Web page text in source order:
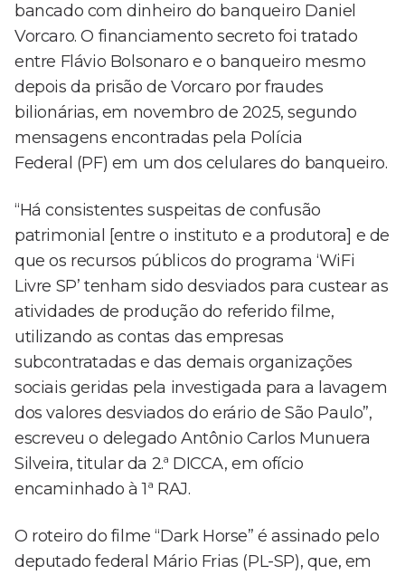
bancado com dinheiro do banqueiro Daniel
Vorcaro. O financiamento secreto foi tratado
entre Flávio Bolsonaro e o banqueiro mesmo
depois da prisão de Vorcaro por fraudes
bilionárias, em novembro de 2025, segundo
mensagens encontradas pela Polícia
Federal (PF) em um dos celulares do banqueiro.
“Há consistentes suspeitas de confusão
patrimonial [entre o instituto e a produtora] e de
que os recursos públicos do programa ‘WiFi
Livre SP’ tenham sido desviados para custear as
atividades de produção do referido filme,
utilizando as contas das empresas
subcontratadas e das demais organizações
sociais geridas pela investigada para a lavagem
dos valores desviados do erário de São Paulo”,
escreveu o delegado Antônio Carlos Munuera
Silveira, titular da 2.ª DICCA, em ofício
encaminhado à 1ª RAJ.
O roteiro do filme “Dark Horse” é assinado pelo
deputado federal Mário Frias (PL-SP), que, em